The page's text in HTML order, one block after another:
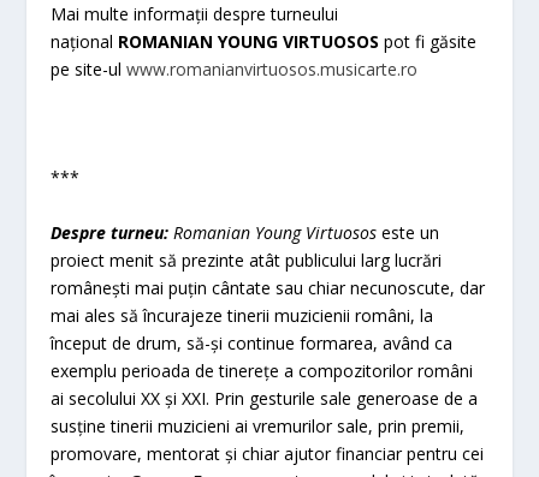
Mai multe informații despre turneului
național ROMANIAN YOUNG VIRTUOSOS pot fi găsite
pe site-ulwww.romanianvirtuosos.musicarte.ro
***
Despre turneu:Romanian Young Virtuosos este un
proiect menit să prezinte atât publicului larg lucrări
românești mai puțin cântate sau chiar necunoscute, dar
mai ales să încurajeze tinerii muzicienii români, la
început de drum, să-și continue formarea, având ca
exemplu perioada de tinerețe a compozitorilor români
ai secolului XX și XXI. Prin gesturile sale generoase de a
susține tinerii muzicieni ai vremurilor sale, prin premii,
promovare, mentorat și chiar ajutor financiar pentru cei